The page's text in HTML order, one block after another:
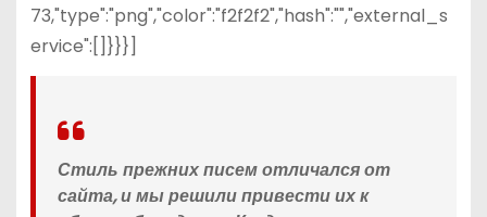
73,"type":"png","color":"f2f2f2","hash":"","external_s
ervice":[]}}}]
Стиль прежних писем отличался от
сайта, и мы решили привести их к